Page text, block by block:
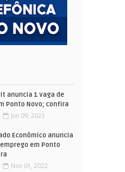
anuncia 1 vaga de
Ponto Novo; confira
Jun 09, 2023
Econômico anuncia
em Ponto
Nov 01, 2022